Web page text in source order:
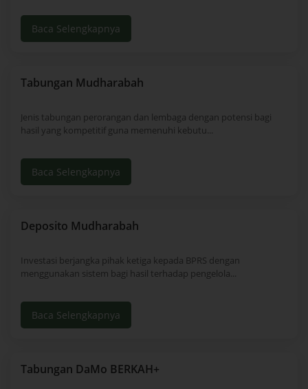
Baca Selengkapnya
Tabungan Mudharabah
Jenis tabungan perorangan dan lembaga dengan potensi bagi
hasil yang kompetitif guna memenuhi kebutu...
Baca Selengkapnya
Deposito Mudharabah
Investasi berjangka pihak ketiga kepada BPRS dengan
menggunakan sistem bagi hasil terhadap pengelola...
Baca Selengkapnya
Tabungan DaMo BERKAH+